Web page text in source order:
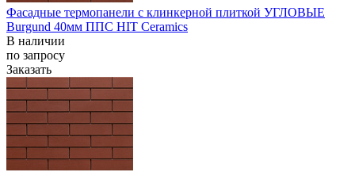
Фасадные термопанели с клинкерной плиткой УГЛОВЫЕ
Burgund 40мм ППС HIT Ceramics
В наличии
по запросу
Заказать